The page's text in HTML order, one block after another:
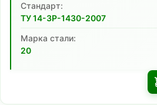
Cтандарт:
ТУ 14-3Р-1430-2007
Марка стали:
20